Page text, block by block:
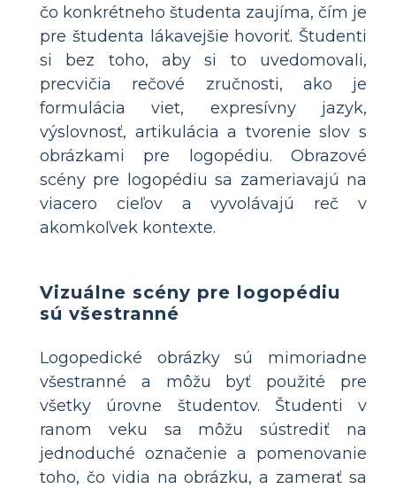
čo konkrétneho študenta zaujíma, čím je
pre študenta lákavejšie hovoriť. Študenti
si bez toho, aby si to uvedomovali,
precvičia rečové zručnosti, ako je
formulácia viet, expresívny jazyk,
výslovnosť, artikulácia a tvorenie slov s
obrázkami pre logopédiu. Obrazové
scény pre logopédiu sa zameriavajú na
viacero cieľov a vyvolávajú reč v
akomkoľvek kontexte.
Vizuálne scény pre logopédiu
sú všestranné
Logopedické obrázky sú mimoriadne
všestranné a môžu byť použité pre
všetky úrovne študentov. Študenti v
ranom veku sa môžu sústrediť na
jednoduché označenie a pomenovanie
toho, čo vidia na obrázku, a zamerať sa